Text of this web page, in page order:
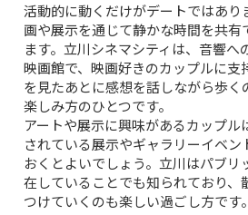
活動的に動くだけがデートではあり
画や展示を通じて静かな時間を共有
ます。立川シネマシティは、音響へ
映画館で、映画好きのカップルに支
を見たあとに感想を話しながら歩く
楽しみ方のひとつです。
アートや展示に興味があるカップ
されている展示やギャラリーイベ
おくとよいでしょう。立川はパブリ
在していることでも知られており、
つけていくのも楽しい過ごし方です。